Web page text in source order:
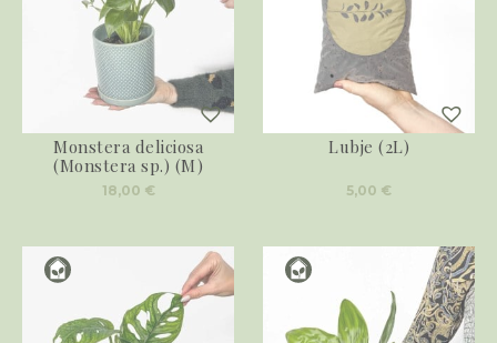
Monstera deliciosa
(Monstera sp.) (M)
18,00 €
Lubje (2L)
5,00 €